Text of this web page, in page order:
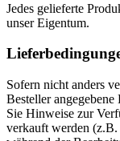
Jedes gelieferte
unser Eigentum.
Sofern nicht anders
Besteller
Sie Hinweise zur
verkauft werden